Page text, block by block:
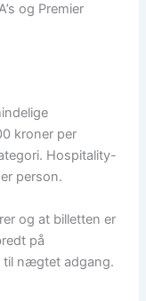
og Premier
kroner per
Hospitality-
person.
og at billetten er
på
til nægtet adgang.